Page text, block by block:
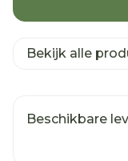
Bekijk alle
Beschikbare